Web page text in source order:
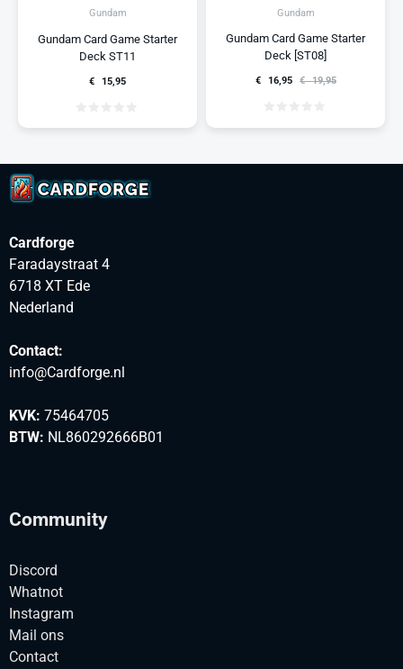
Gundam
Gundam Card Game Starter
Deck ST11
€ 15,95
Gundam
Gundam Card Game Starter
Deck [ST08]
€ 19,95
€ 16,95
Cardforge
Faradaystraat 4
6718 XT Ede
Nederland
Contact:
info@Cardforge.nl
KVK: 75464705
BTW: NL860292666B01
Community
Discord
Whatnot
Instagram
Mail ons
Contact